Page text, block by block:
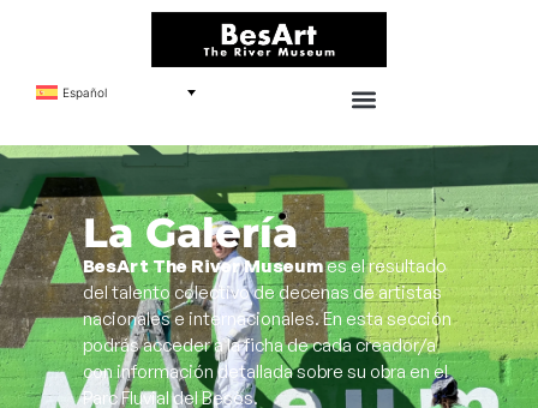
Español
La Galería
BesArt The River Museumes el resultado
del talento colectivo de decenas de artistas
nacionales e internacionales. En esta sección
podrás acceder a la ficha de cada creador/a
con información detallada sobre su obra en el
Parc Fluvial del Besòs.